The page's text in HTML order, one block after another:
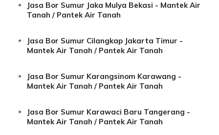
Jasa Bor Sumur Jaka Mulya Bekasi - Mantek Air
Tanah / Pantek Air Tanah
Jasa Bor Sumur Cilangkap Jakarta Timur -
Mantek Air Tanah / Pantek Air Tanah
Jasa Bor Sumur Karangsinom Karawang -
Mantek Air Tanah / Pantek Air Tanah
Jasa Bor Sumur Karawaci Baru Tangerang -
Mantek Air Tanah / Pantek Air Tanah